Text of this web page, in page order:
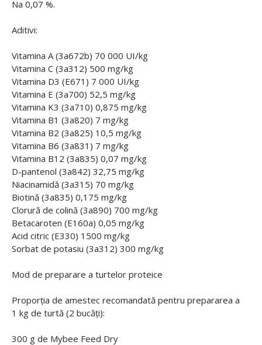
Na 0,07 %.
Aditivi:
Vitamina A (3a672b) 70 000 UI/kg
Vitamina C (3a312) 500 mg/kg
Vitamina D3 (E671) 7 000 UI/kg
Vitamina E (3a700) 52,5 mg/kg
Vitamina K3 (3a710) 0,875 mg/kg
Vitamina B1 (3a820) 7 mg/kg
Vitamina B2 (3a825) 10,5 mg/kg
Vitamina B6 (3a831) 7 mg/kg
Vitamina B12 (3a835) 0,07 mg/kg
D-pantenol (3a842) 32,75 mg/kg
Niacinamidă (3a315) 70 mg/kg
Biotină (3a835) 0,175 mg/kg
Clorură de colină (3a890) 700 mg/kg
Betacaroten (E160a) 0,05 mg/kg
Acid citric (E330) 1500 mg/kg
Sorbat de potasiu (3a312) 300 mg/kg
Mod de preparare a turtelor proteice
Proporția de amestec recomandată pentru prepararea a
1 kg de turtă (2 bucăți):
300 g de Mybee Feed Dry